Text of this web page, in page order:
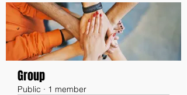
Group
Public · 1 member